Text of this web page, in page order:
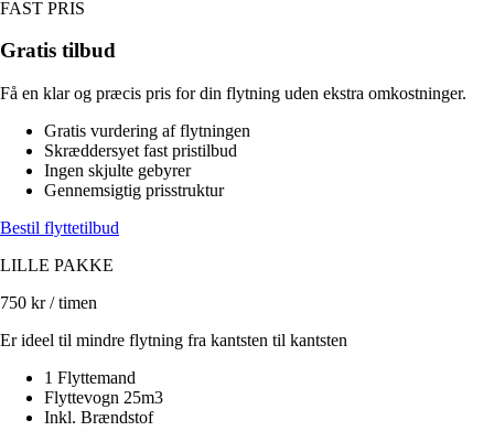
FAST PRIS
Gratis tilbud
Få en klar og præcis pris for din flytning uden ekstra omkostninger.
Gratis vurdering af flytningen
Skræddersyet fast pristilbud
Ingen skjulte gebyrer
Gennemsigtig prisstruktur
Bestil flyttetilbud
LILLE PAKKE
750 kr / timen
Er ideel til mindre flytning fra kantsten til kantsten
1 Flyttemand
Flyttevogn 25m3
Inkl. Brændstof